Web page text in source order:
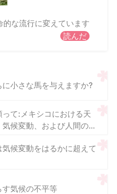
な流行に変えています
読んだ
小さな馬を与えますか?
て:メキシコにおける天
候変動、および人間の幸
候変動をはるかに超えて
気候の不平等